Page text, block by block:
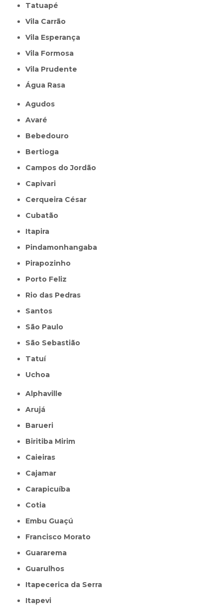
Tatuapé
Vila Carrão
Vila Esperança
Vila Formosa
Vila Prudente
Água Rasa
Agudos
Avaré
Bebedouro
Bertioga
Campos do Jordão
Capivari
Cerqueira César
Cubatão
Itapira
Pindamonhangaba
Pirapozinho
Porto Feliz
Rio das Pedras
Santos
São Paulo
São Sebastião
Tatuí
Uchoa
Alphaville
Arujá
Barueri
Biritiba Mirim
Caieiras
Cajamar
Carapicuíba
Cotia
Embu Guaçú
Francisco Morato
Guararema
Guarulhos
Itapecerica da Serra
Itapevi